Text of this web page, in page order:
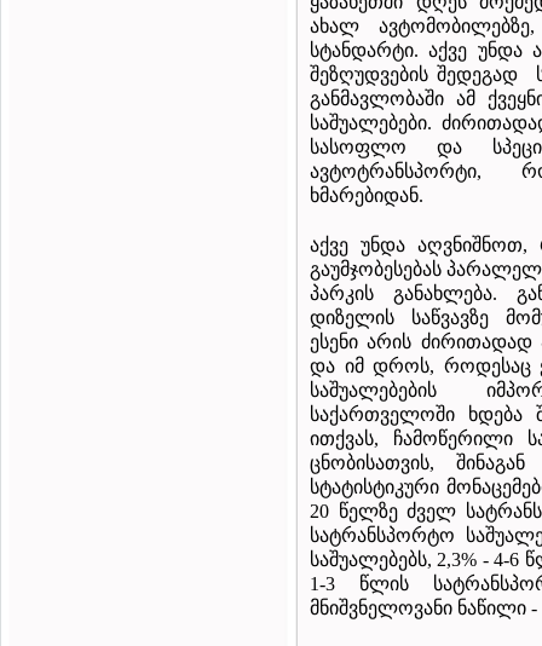
ახალ
სტანდარტი. აქვე უნდა
შეზღუდვების
განმავლობაში ამ
საშუალებები.
სასოფლო და
ავტოტრანსპორტი,
ხმარებიდან.
აქვე უნდა აღვნიშნოთ,
გაუმჯობესებას
პარკის განახლება.
დიზელის საწვავზე
ესენი არის ძირითადად
და იმ დროს, როდესაც
საშუალებების
საქართველოში ხდება
ითქვას, ჩამოწერილი
ცნობისათვის,
სტატისტიკური
20 წელზე ძველ
სატრანსპორტო
საშუალებებს, 2,3% - 4-6
1-3 წლის
მნიშვნელოვანი ნაწილი